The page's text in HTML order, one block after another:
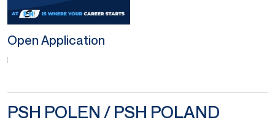
Open Application
PSH POLEN / PSH POLAND